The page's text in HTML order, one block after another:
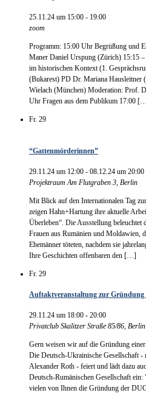
25.11.24 um 15:00 - 19:00
zoom
Programm: 15:00 Uhr Begrüßung und
Maner Daniel Urspung (Zürich) 15:15
im historischen Kontext (1.
(Bukarest) PD Dr. Mariana
Wielach (München) Moderation: Prof.
Uhr Fragen aus dem Publikum 17:00
Fr. 29
“Gattenmörderinnen”
29.11.24 um 12:00 - 08.12.24 um 20:00
ProjektraumAm Flutgraben 3, Berlin
Mit Blick auf den Internationalen Tag
zeigen Hahn+Hartung ihre aktuelle
Überleben“. Die Ausstellung beleuchtet
Frauen aus Rumänien und Moldawien,
Ehemänner töteten, nachdem sie
Ihre Geschichten offenbaren den […]
Fr. 29
Auftaktveranstaltung zur Gründung
29.11.24 um 18:00 - 20:00
Privatclub Skalitzer Straße 85/86, Berlin
Gern weisen wir auf die Gründung
Die Deutsch-Ukrainische Gesellschaft
Alexander Roth - feiert und lädt dazu
Deutsch-Rumänischen Gesellschaft
vielen von Ihnen die Gründung der